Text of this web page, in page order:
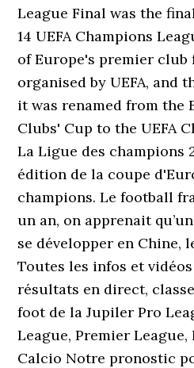
League Final was the
14 UEFA Champions
of Europe's premier
organised by UEFA, and
it was renamed from the
Clubs' Cup to the UEFA
La Ligue des champions
édition de la coupe
champions. Le football
un an, on apprenait
se développer en Chine,
Toutes les infos et
résultats en direct,
foot de la Jupiler Pro
League, Premier League,
Calcio Notre pronostic